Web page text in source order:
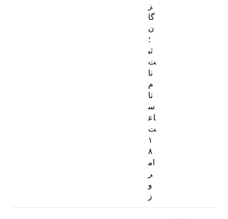
ز
گا
ن
؛
ثب
ت‌
نا
م
تا
س
اع
ت
۱
۸
ام
ر
و
ز